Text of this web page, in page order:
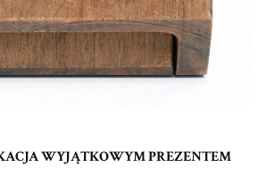
WYJĄTKOWYM PREZENTEM